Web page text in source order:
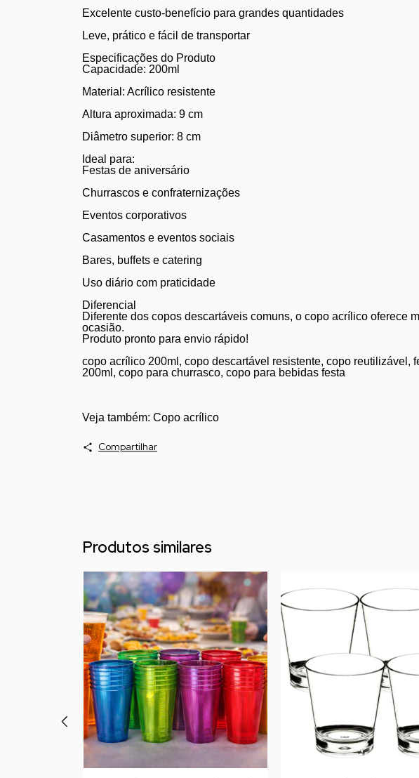
Excelente custo-benefício para grandes quantidades
Leve, prático e fácil de transportar
Especificações do Produto
Capacidade: 200ml
Material: Acrílico resistente
Altura aproximada: 9 cm
Diâmetro superior: 8 cm
Ideal para:
Festas de aniversário
Churrascos e confraternizações
Eventos corporativos
Casamentos e eventos sociais
Bares, buffets e catering
Uso diário com praticidade
Diferencial
Diferente dos copos descartáveis comuns, o copo acrílico oferece
ocasião.
Produto pronto para envio rápido!
copo acrílico 200ml, copo descartável resistente, copo reutilizável,
200ml, copo para churrasco, copo para bebidas festa
Veja também: Copo acrílico
Compartilhar
Produtos similares